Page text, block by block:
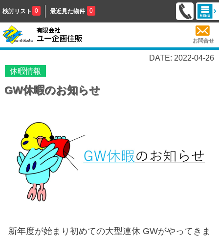
検討リスト 0 最近見た物件 0
お問合せ
DATE: 2022-04-26
休暇情報
GW休暇のお知らせ
新年度が始まり初めての大型連休 GWがやってきま